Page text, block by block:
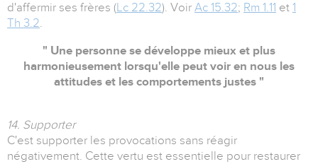
d'affermir ses frères (Lc 22.32). Voir Ac 15.32; Rm 1.11 et 1
Th 3.2.
" Une personne se développe mieux et plus
harmonieusement lorsqu'elle peut voir en nous les
attitudes et les comportements justes "
14. Supporter
C'est supporter les provocations sans réagir
négativement. Cette vertu est essentielle pour restaurer